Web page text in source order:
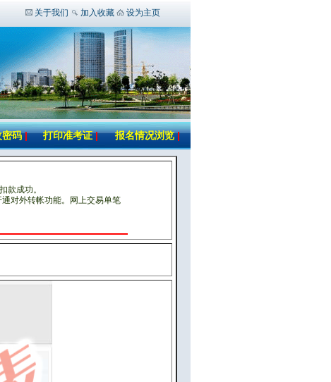
关于我们 加入收藏 设为主页
密码| 打印准考证 | 报名情况浏览|
款成功。
对外转帐功能。网上交易单笔